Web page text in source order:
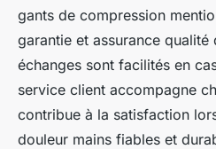
gants de compression
garantie et assurance qualité
échanges sont facilités en
service client accompagne
contribue à la satisfaction
douleur mains fiables et